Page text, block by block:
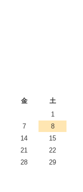
金
土
1
7
8
14
15
21
22
28
29